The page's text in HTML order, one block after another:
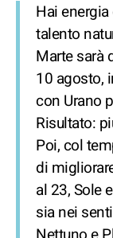
Hai
talento
Marte sarà
10 agosto,
con Urano
Risultato:
Poi, col
di
al 23, Sole
sia nei